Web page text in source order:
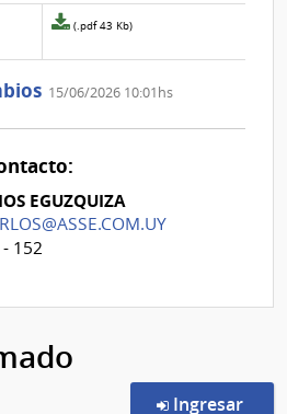
Archivo
de
aclaración
0
(.pdf 43 Kb)
15/06/2026 10:01hs
EGUZQUIZA
152
Ingresar